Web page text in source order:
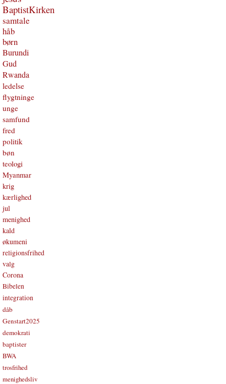
BaptistKirken
samtale
håb
børn
Burundi
Gud
Rwanda
ledelse
flygtninge
unge
samfund
fred
politik
bøn
teologi
Myanmar
krig
kærlighed
jul
menighed
kald
økumeni
religionsfrihed
valg
Corona
Bibelen
integration
dåb
Genstart2025
demokrati
baptister
BWA
trosfrihed
menighedsliv